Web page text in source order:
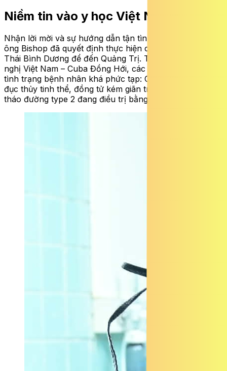
Niềm tin vào y học Việt Nam
Nhận lời mời và sự hướng dẫn tận tình từ bác sĩ Dương,
ông Bishop đã quyết định thực hiện chuyến bay xuyên
Thái Bình Dương để đến Quảng Trị. Tại Bệnh viện Hữu
nghị Việt Nam – Cuba Đồng Hới, các bác sĩ xác định
tình trạng bệnh nhân khá phức tạp: Cận thị nặng kèm
đục thủy tinh thể, đồng tử kém giãn trên nền bệnh lý đái
tháo đường type 2 đang điều trị bằng Insulin.